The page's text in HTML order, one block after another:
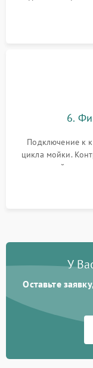
сборка
6.
Подключение к
цикла мойки.
до нужной
штатного
У
Оставьте